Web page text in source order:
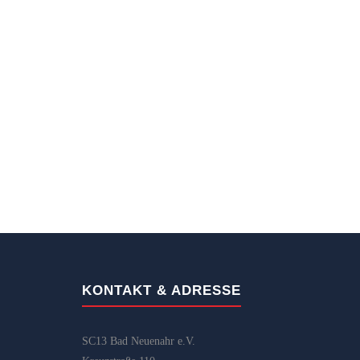
KONTAKT & ADRESSE
SC13 Bad Neuenahr e.V.